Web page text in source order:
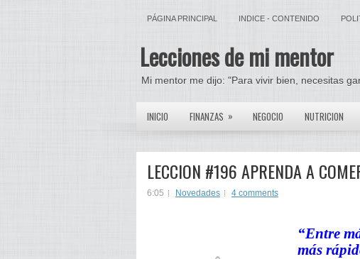
PÁGINA PRINCIPAL INDICE - CONTENIDO
Lecciones de mi mentor
Mi mentor me dijo: "Para vivir bien, necesitas
INICIO FINANZAS » NEGOCIO NUTRICION
LECCION #196 APRENDA A
6:05 Novedades 4 comments
“Entre
más